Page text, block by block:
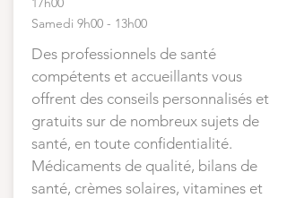
Samedi 9h00 - 13h00
Des professionnels de santé
compétents et accueillants vous
offrent des conseils personnalisés et
gratuits sur de nombreux sujets de
santé, en toute confidentialité.
Médicaments de qualité, bilans de
santé, crèmes solaires, vitamines et